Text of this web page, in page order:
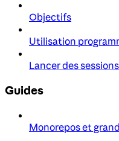
Objectifs
Utilisation
Lancer des
Guides
Monorepos et